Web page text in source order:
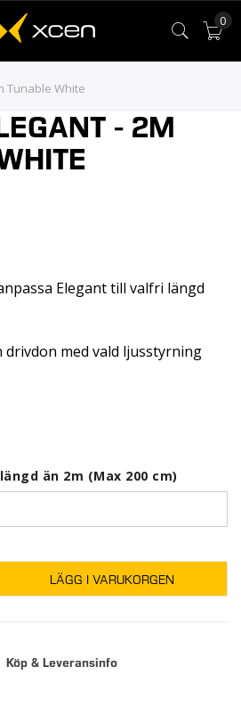
0
Tunable White
- 2M
Elegant till valfri längd
drivdon med vald ljusstyrning
än 2m (Max 200 cm)
LÄGG I VARUKORGEN
Köp & Leveransinfo